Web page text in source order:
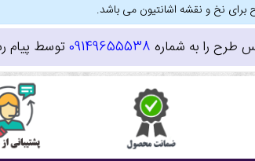
برای نخ و نقشه اشانتیون می باشد.
طرح را به شماره 09149655538توسط پیام